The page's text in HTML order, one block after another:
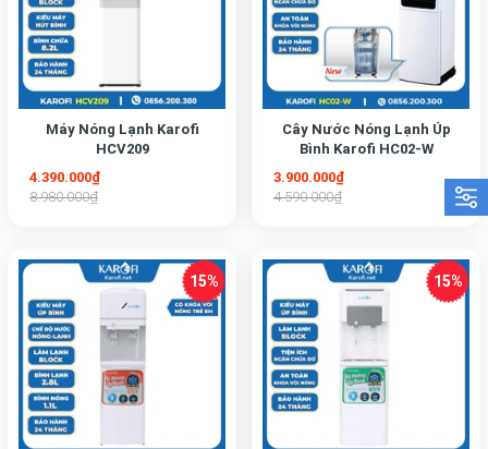
Máy Nóng Lạnh Karofi
HCV209
4.390.000₫
8.980.000₫
Cây Nước Nóng Lạnh Úp
Bình Karofi HC02-W
3.900.000₫
4.590.000₫